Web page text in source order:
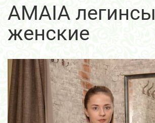
AMAIA легинсы
женские